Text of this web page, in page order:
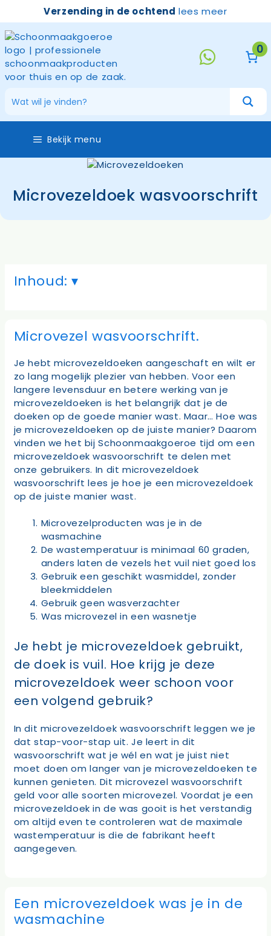
de
inhoud
Verzending in de ochtend lees meer
0
Bekijk menu
Microvezeldoek wasvoorschrift
Inhoud:
Microvezel wasvoorschrift.
Je hebt microvezeldoeken aangeschaft en wilt er
zo lang mogelijk plezier van hebben. Voor een
langere levensduur en betere werking van je
microvezeldoeken is het belangrijk dat je de
doeken op de goede manier wast. Maar… Hoe was
je microvezeldoeken op de juiste manier? Daarom
vinden we het bij Schoonmaakgoeroe tijd om een
microvezeldoek wasvoorschrift te delen met
onze gebruikers. In dit microvezeldoek
wasvoorschrift lees je hoe je een microvezeldoek
op de juiste manier wast.
Microvezelproducten was je in de
wasmachine
De wastemperatuur is minimaal 60 graden,
anders laten de vezels het vuil niet goed los
Gebruik een geschikt wasmiddel, zonder
bleekmiddelen
Gebruik geen wasverzachter
Was microvezel in een wasnetje
Je hebt je microvezeldoek gebruikt,
de doek is vuil. Hoe krijg je deze
microvezeldoek weer schoon voor
een volgend gebruik?
In dit microvezeldoek wasvoorschrift leggen we je
dat stap-voor-stap uit. Je leert in dit
wasvoorschrift wat je wél en wat je juist niet
moet doen om langer van je microvezeldoeken te
kunnen genieten. Dit microvezel wasvoorschrift
geld voor alle soorten microvezel. Voordat je een
microvezeldoek in de was gooit is het verstandig
om altijd even te controleren wat de maximale
wastemperatuur is die de fabrikant heeft
aangegeven.
Een microvezeldoek was je in de
wasmachine